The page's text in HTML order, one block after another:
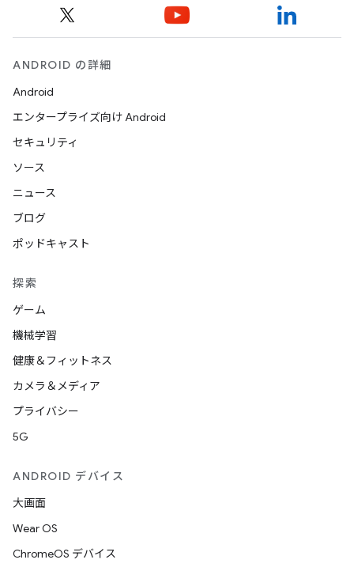
ANDROID の詳細
Android
エンタープライズ向け Android
セキュリティ
ソース
ニュース
ブログ
ポッドキャスト
探索
ゲーム
機械学習
健康＆フィットネス
カメラ＆メディア
プライバシー
5G
ANDROID デバイス
大画面
Wear OS
ChromeOS デバイス